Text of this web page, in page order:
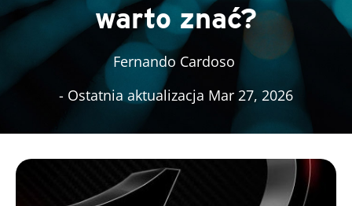
warto znać?
Fernando Cardoso
- Ostatnia aktualizacja Mar 27, 2026